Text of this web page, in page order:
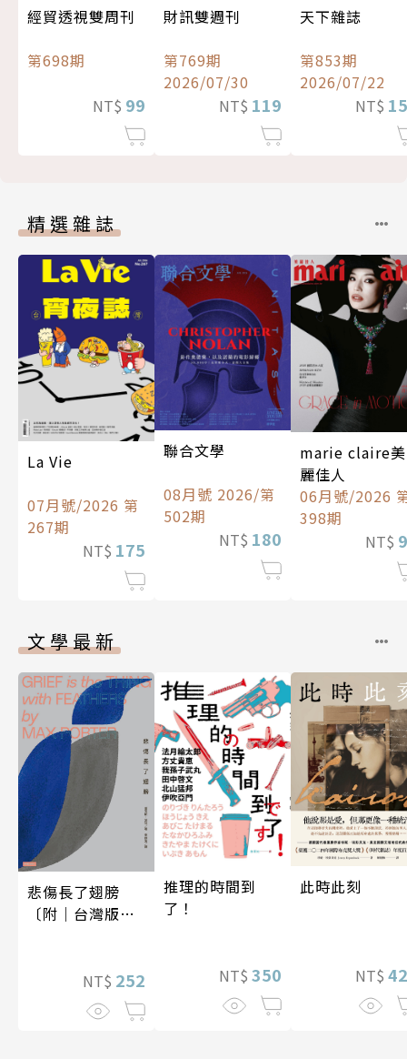
經貿透視雙周刊
第698期
NT$ 99
財訊雙週刊
第769期
2026/07/30
NT$ 119
天下雜誌
第853期
2026/07/22
NT$
精選雜誌
La Vie
07月號/2026 第
267期
NT$ 175
聯合文學
08月號 2026/第
502期
NT$ 180
marie claire美
麗佳人
06月號/2026
398期
NT$
文學最新
悲傷長了翅膀
〔附｜台灣版獨
NT$ 252
推理的時間到
了！
NT$ 350
此時此刻
NT$